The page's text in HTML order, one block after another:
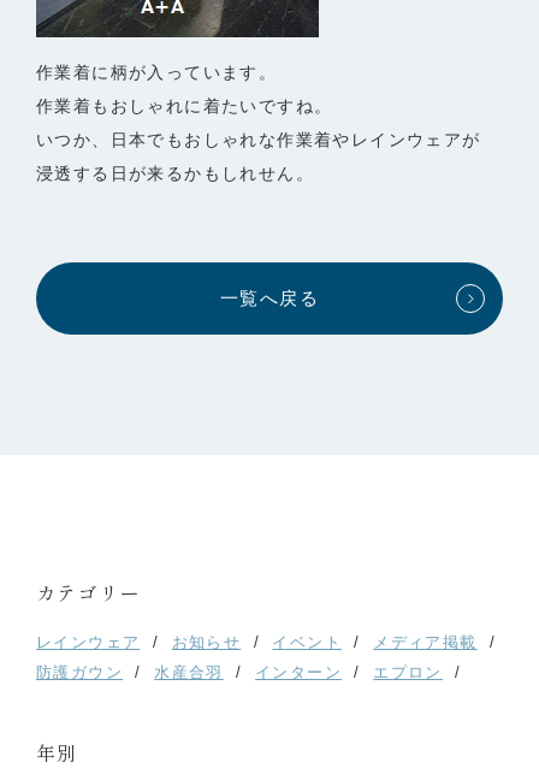
作業着に柄が入っています。
作業着もおしゃれに着たいですね。
いつか、日本でもおしゃれな作業着やレインウェアが
浸透する日が来るかもしれせん。
一覧へ戻る
カテゴリー
レインウェア お知らせ イベント
メディア掲載
防護ガウン
水産合羽 インターン エプロン
年別